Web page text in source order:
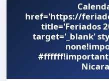
href='https://
title='Feriados
target='_blank'